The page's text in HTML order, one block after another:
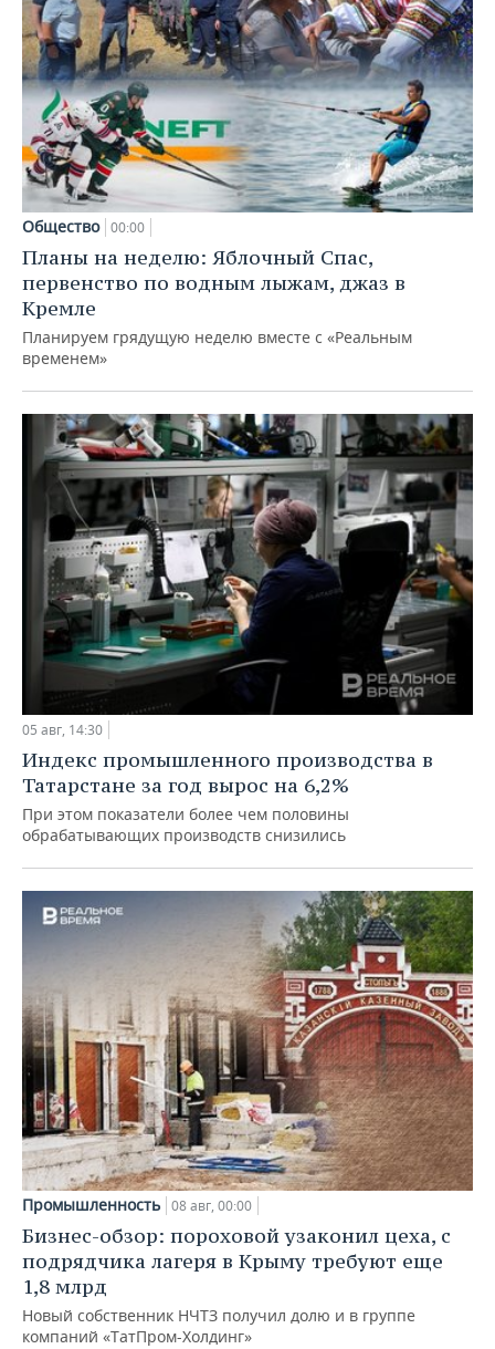
Общество 00:00
Планы на неделю: Яблочный Спас,
первенство по водным лыжам, джаз в
Кремле
Планируем грядущую неделю вместе с «Реальным
временем»
05 авг, 14:30
Индекс промышленного производства в
Татарстане за год вырос на 6,2%
При этом показатели более чем половины
обрабатывающих производств снизились
Промышленность 08 авг, 00:00
Бизнес-обзор: пороховой узаконил цеха, с
подрядчика лагеря в Крыму требуют еще
1,8 млрд
Новый собственник НЧТЗ получил долю и в группе
компаний «ТатПром-Холдинг»